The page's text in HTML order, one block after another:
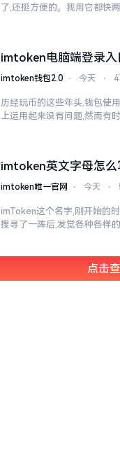
了,还挺方便的。我用它都快
imtoken电脑端登录入
imtoken钱包2.0 ⋅ 今天 ⋅
历经玩币的这些年头,钱包使
上运用起来没有问题,然而有
imtoken英文字母怎么
imtoken唯一官网 ⋅ 今天 ⋅
imToken这个名字,刚开始的
搜寻了一阵后,发觉各种各样
点击